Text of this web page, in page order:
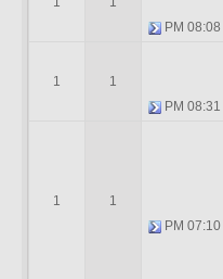
08:08 PM
08:31 PM
1
1
07:10 PM
1
1